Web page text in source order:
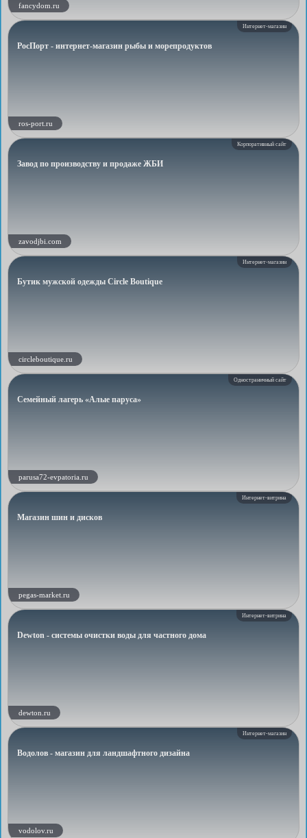
fancydom.ru
Интернет-магазин
РосПорт - интернет-магазин рыбы и морепродуктов
ros-port.ru
Корпоративный сайт
Завод по производству и продаже ЖБИ
zavodjbi.com
Интернет-магазин
Бутик мужской одежды Circle Boutique
circleboutique.ru
Одностраничный сайт
Семейный лагерь «Алые паруса»
parusa72-evpatoria.ru
Интернет-витрина
Магазин шин и дисков
pegas-market.ru
Интернет-витрина
Dewton - системы очистки воды для частного дома
dewton.ru
Интернет-магазин
Водолов - магазин для ландшафтного дизайна
vodolov.ru